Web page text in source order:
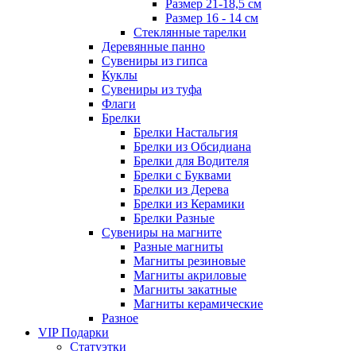
Размер 21-18,5 см
Размер 16 - 14 см
Стеклянные тарелки
Деревянные панно
Сувениры из гипса
Куклы
Сувениры из туфа
Флаги
Брелки
Брелки Настальгия
Брелки из Обсидиана
Брелки для Водителя
Брелки с Буквами
Брелки из Дерева
Брелки из Керамики
Брелки Разные
Сувениры на магните
Разные магниты
Магниты резиновые
Магниты акриловые
Магниты закатные
Магниты керамические
Разное
VIP Подарки
Статуэтки